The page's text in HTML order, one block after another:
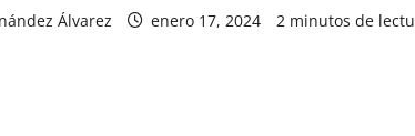
Álvarez enero 17, 2024 2 minutos de